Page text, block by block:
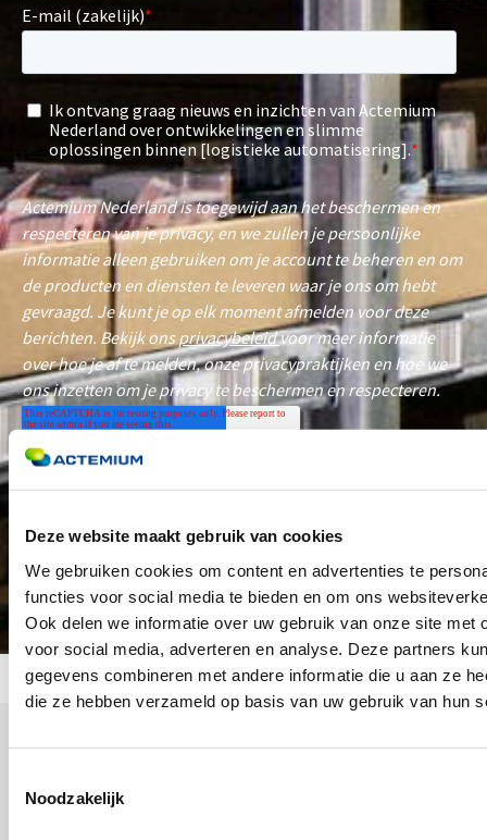
Deze website maakt gebruik van cookies
We gebruiken cookies om content en advertenties te
functies voor social media te bieden en om ons
Ook delen we informatie over uw gebruik van onze site met
voor social media, adverteren en analyse. Deze partners
gegevens combineren met andere informatie die u aan ze
die ze hebben verzameld op basis van uw gebruik van hun
NoodzakelijkAnderen vinden dit ook